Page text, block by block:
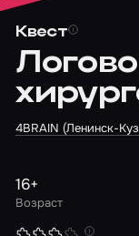
Квест
4BRAIN (Ленинск-
Возраст
16+